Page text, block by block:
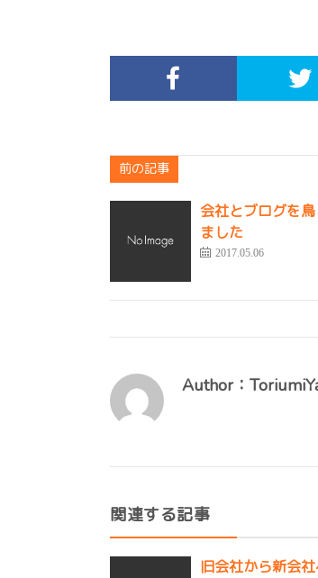
前の記事
会社とブログを
ました
2017.05.06
Author：
関連する記事
旧会社から新会